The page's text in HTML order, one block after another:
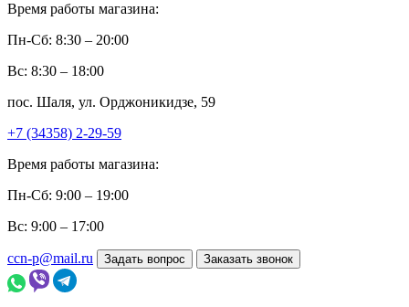
Время работы магазина:
Пн-Сб: 8:30 – 20:00
Вс: 8:30 – 18:00
пос. Шаля, ул. Орджоникидзе, 59
+7 (34358) 2-29-59
Время работы магазина:
Пн-Сб: 9:00 – 19:00
Вс: 9:00 – 17:00
ccn-p@mail.ru Задать вопрос Заказать звонок